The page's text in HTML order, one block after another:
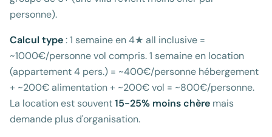
personne).
Calcul type: 1 semaine en 4★ all inclusive =
~1000€/personne vol compris. 1 semaine en location
(appartement 4 pers.) = ~400€/personne hébergement
+ ~200€ alimentation + ~200€ vol = ~800€/personne.
La location est souvent15-25% moins chère mais
demande plus d'organisation.